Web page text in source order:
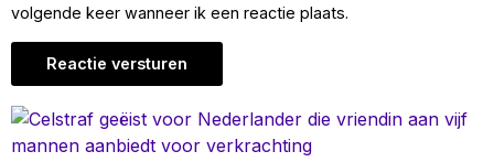
volgende keer wanneer ik een reactie plaats.